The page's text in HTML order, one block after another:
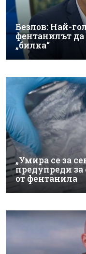
Безлов: Най-
фентанилът да
„билка“
„Умира се за
предупреди за
от фентанила